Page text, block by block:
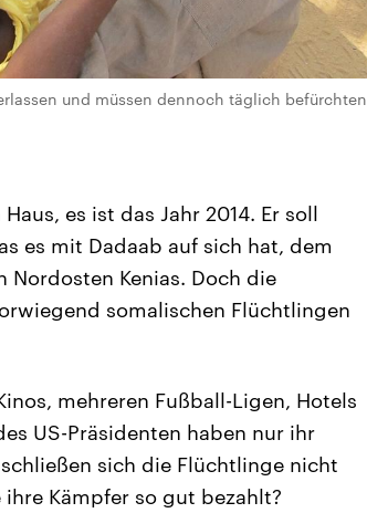
und müssen dennoch täglich befürchten,
es ist das Jahr 2014. Er soll
es mit Dadaab auf sich hat, dem
Kenias. Doch die
somalischen Flüchtlingen
mehreren Fußball-Ligen, Hotels
US-Präsidenten haben nur ihr
sich die Flüchtlinge nicht
Kämpfer so gut bezahlt?